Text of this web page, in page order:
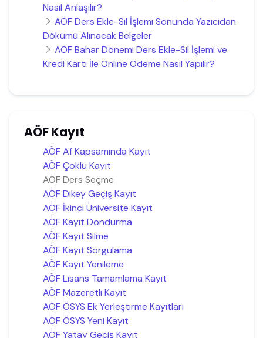
Nasıl Anlaşılır?
AÖF Ders Ekle-Sil İşlemi Sonunda Yazıcıdan
Dökümü Alınacak Belgeler
AÖF Bahar Dönemi Ders Ekle-Sil İşlemi ve
Kredi Kartı İle Online Ödeme Nasıl Yapılır?
AÖF Kayıt
AÖF Af Kapsamında Kayıt
AÖF Çoklu Kayıt
AÖF Ders Seçme
AÖF Dikey Geçiş Kayıt
AÖF İkinci Üniversite Kayıt
AÖF Kayıt Dondurma
AÖF Kayıt Silme
AÖF Kayıt Sorgulama
AÖF Kayıt Yenileme
AÖF Lisans Tamamlama Kayıt
AÖF Mazeretli Kayıt
AÖF ÖSYS Ek Yerleştirme Kayıtları
AÖF ÖSYS Yeni Kayıt
AÖF Yatay Geçiş Kayıt